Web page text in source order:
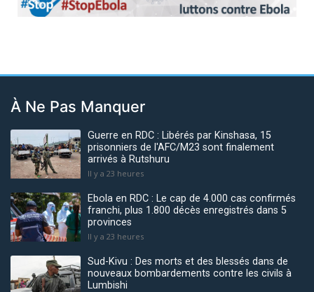
Previous Next
À Ne Pas Manquer
Guerre en RDC : Libérés par Kinshasa, 15
prisonniers de l'AFC/M23 sont finalement
arrivés à Rutshuru
Il y a 23 heures
Ebola en RDC : Le cap de 4.000 cas confirmés
franchi, plus 1.800 décès enregistrés dans 5
provinces
Il y a 23 heures
Sud-Kivu : Des morts et des blessés dans de
nouveaux bombardements contre les civils à
Lumbishi